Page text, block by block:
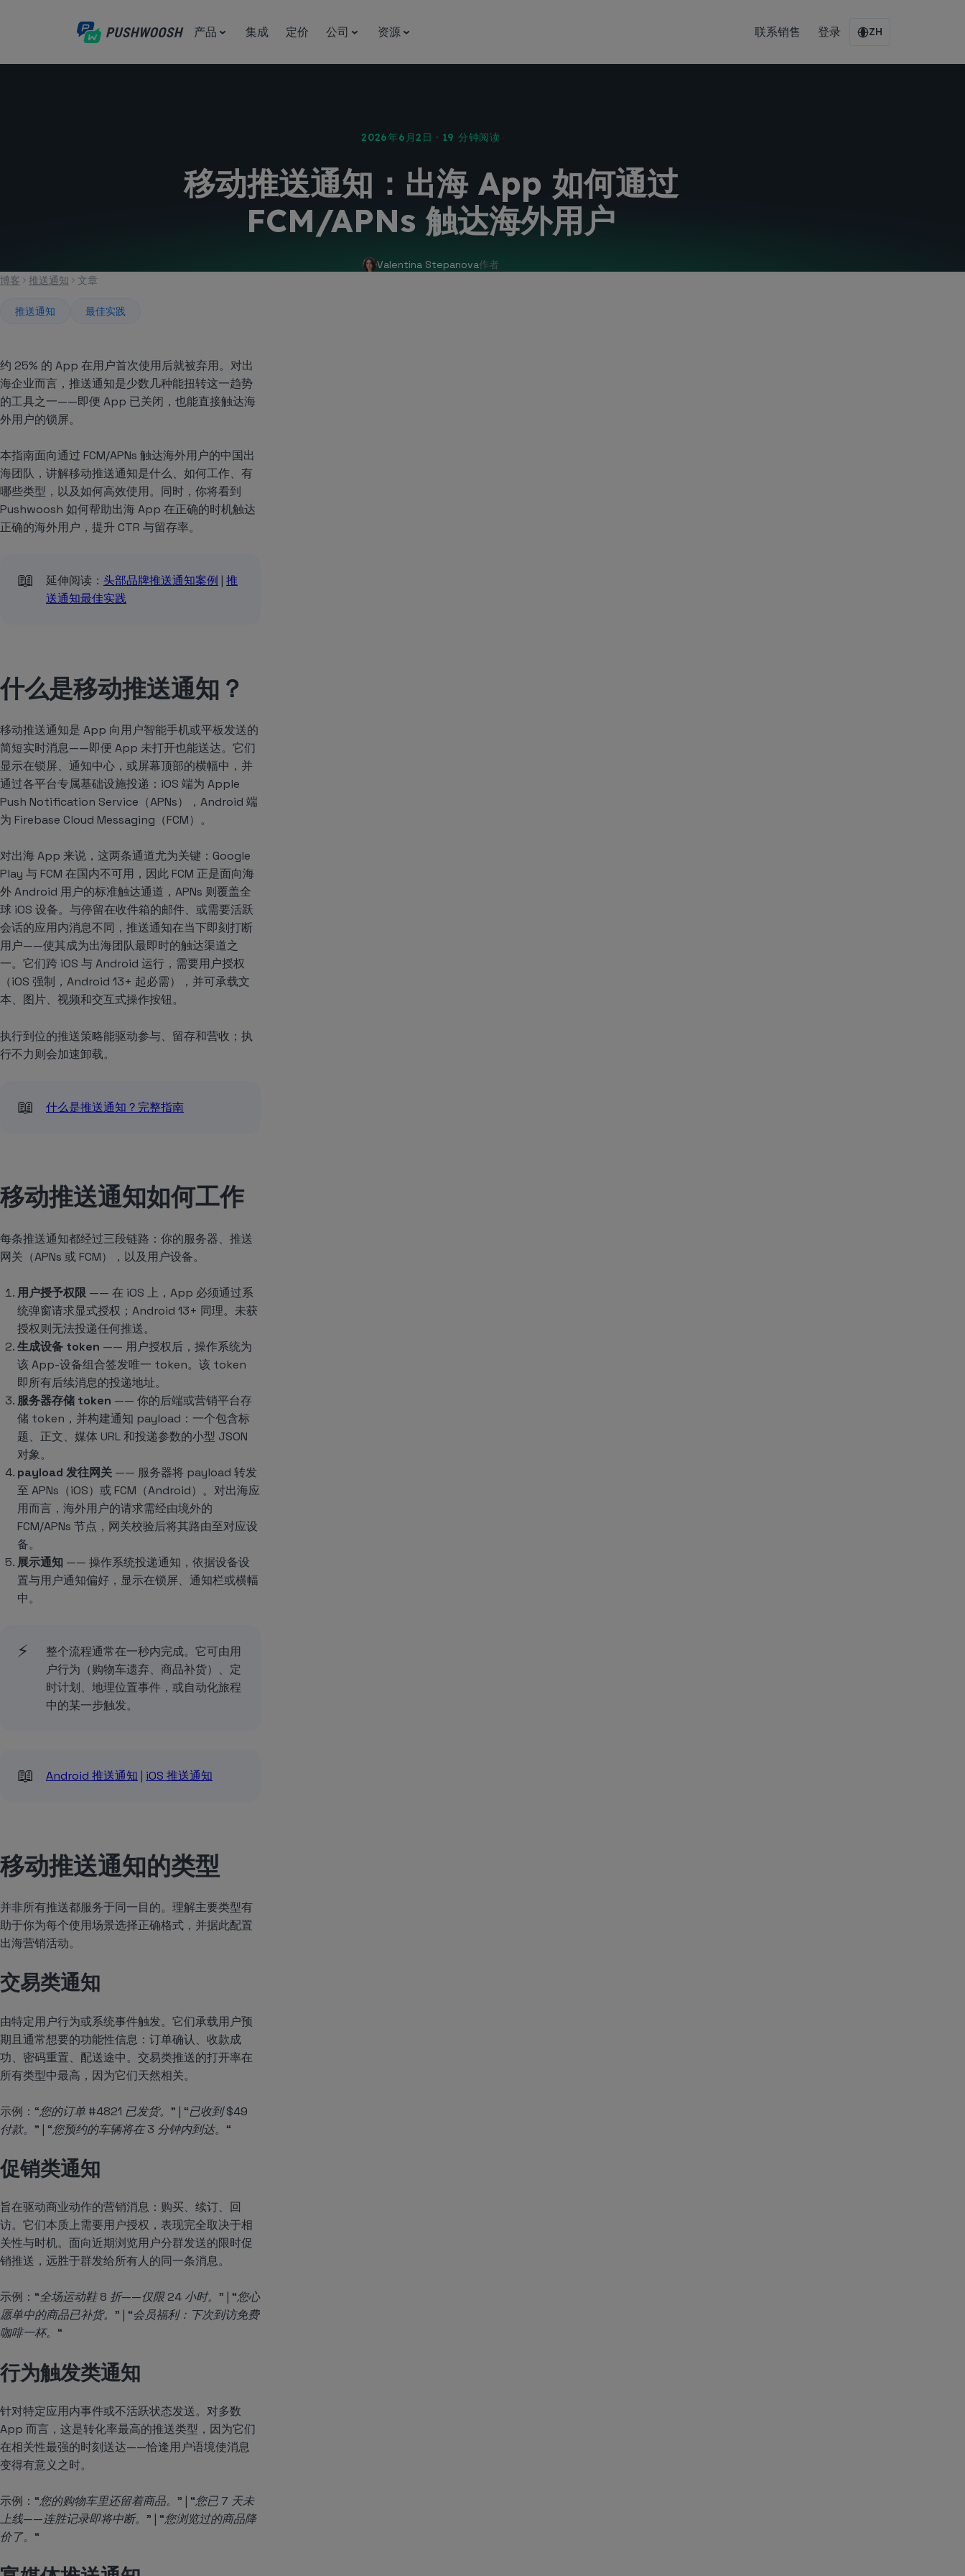
产品 集成 定价 公司 资源 联系销售 登录 ZH
2026年6月2日 · 19 分钟阅读
移动推送通知：出海 App 如何通过
FCM/APNs 触达海外用户
Valentina Stepanova作者
博客
推送通知 文章
推送通知 最佳实践
约 25% 的 App 在用户首次使用后就被弃用。对出
海企业而言，推送通知是少数几种能扭转这一趋势
的工具之一——即便 App 已关闭，也能直接触达海
外用户的锁屏。
本指南面向通过 FCM/APNs 触达海外用户的中国出
海团队，讲解移动推送通知是什么、如何工作、有
哪些类型，以及如何高效使用。同时，你将看到
Pushwoosh 如何帮助出海 App 在正确的时机触达
正确的海外用户，提升 CTR 与留存率。
📖 延伸阅读： 头部品牌推送通知案例 | 推
送通知最佳实践
什么是移动推送通知？
移动推送通知是 App 向用户智能手机或平板发送的
简短实时消息——即便 App 未打开也能送达。它们
显示在锁屏、通知中心，或屏幕顶部的横幅中，并
通过各平台专属基础设施投递：iOS 端为 Apple
Push Notification Service（APNs），Android 端
为 Firebase Cloud Messaging（FCM）。
对出海 App 来说，这两条通道尤为关键：Google
Play 与 FCM 在国内不可用，因此 FCM 正是面向海
外 Android 用户的标准触达通道，APNs 则覆盖全
球 iOS 设备。与停留在收件箱的邮件、或需要活跃
会话的应用内消息不同，推送通知在当下即刻打断
用户——使其成为出海团队最即时的触达渠道之
一。它们跨 iOS 与 Android 运行，需要用户授权
（iOS 强制，Android 13+ 起必需），并可承载文
本、图片、视频和交互式操作按钮。
执行到位的推送策略能驱动参与、留存和营收；执
行不力则会加速卸载。
📖 什么是推送通知？完整指南
移动推送通知如何工作
每条推送通知都经过三段链路：你的服务器、推送
网关（APNs 或 FCM），以及用户设备。
用户授予权限 —— 在 iOS 上，App 必须通过系
统弹窗请求显式授权；Android 13+ 同理。未获
授权则无法投递任何推送。
生成设备 token —— 用户授权后，操作系统为
该 App-设备组合签发唯一 token。该 token
即所有后续消息的投递地址。
服务器存储 token —— 你的后端或营销平台存
储 token，并构建通知 payload：一个包含标
题、正文、媒体 URL 和投递参数的小型 JSON
对象。
payload 发往网关 —— 服务器将 payload 转发
至 APNs（iOS）或 FCM（Android）。对出海应
用而言，海外用户的请求需经由境外的
FCM/APNs 节点，网关校验后将其路由至对应设
备。
展示通知 —— 操作系统投递通知，依据设备设
置与用户通知偏好，显示在锁屏、通知栏或横幅
中。
⚡
整个流程通常在一秒内完成。它可由用
户行为（购物车遗弃、商品补货）、定
时计划、地理位置事件，或自动化旅程
中的某一步触发。
📖 Android 推送通知 | iOS 推送通知
移动推送通知的类型
并非所有推送都服务于同一目的。理解主要类型有
助于你为每个使用场景选择正确格式，并据此配置
出海营销活动。
交易类通知
由特定用户行为或系统事件触发。它们承载用户预
期且通常想要的功能性信息：订单确认、收款成
功、密码重置、配送途中。交易类推送的打开率在
所有类型中最高，因为它们天然相关。
示例： “您的订单 #4821 已发货。” | “已收到 $49
付款。” | “您预约的车辆将在 3 分钟内到达。“
促销类通知
旨在驱动商业动作的营销消息：购买、续订、回
访。它们本质上需要用户授权，表现完全取决于相
关性与时机。面向近期浏览用户分群发送的限时促
销推送，远胜于群发给所有人的同一条消息。
示例： “全场运动鞋 8 折——仅限 24 小时。” | “您心
愿单中的商品已补货。” | “会员福利：下次到访免费
咖啡一杯。“
行为触发类通知
针对特定应用内事件或不活跃状态发送。对多数
App 而言，这是转化率最高的推送类型，因为它们
在相关性最强的时刻送达——恰逢用户语境使消息
变得有意义之时。
示例： “您的购物车里还留着商品。” | “您已 7 天未
上线——连胜记录即将中断。” | “您浏览过的商品降
价了。“